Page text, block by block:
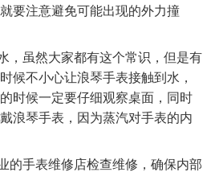
要注意避免可能出现的外力撞
，虽然大家都有这个常识，但是有
候不小心让浪琴手表接触到水，
时候一定要仔细观察桌面，同时
浪琴手表，因为蒸汽对手表的内
的手表维修店检查维修，确保内部